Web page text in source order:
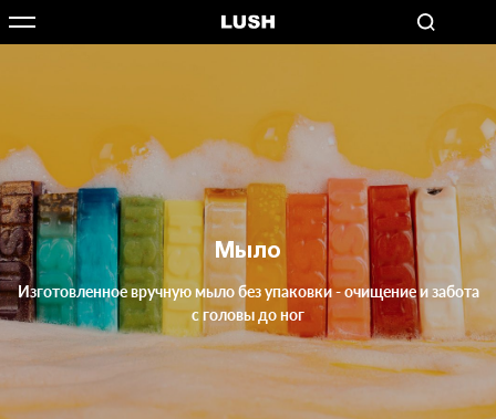
Мыло
Изготовленное вручную мыло без упаковки - очищение и забота
с головы до ног